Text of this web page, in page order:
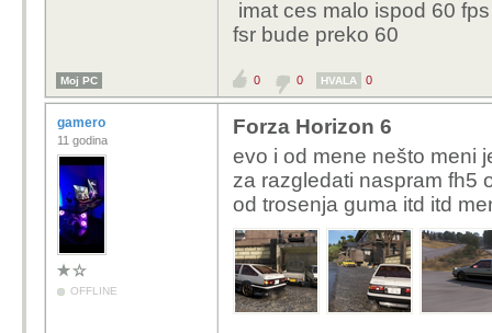
Volio bih kupiti 4k
preslab HW da
imat ces malo ispod 60
fsr bude preko 60
Moj PC 0 0 HVALA 0
gamero
11 godina
OFFLINE
Forza Horizon 6
evo i od mene nešto meni
za razgledati naspram fh5
od trosenja guma itd itd